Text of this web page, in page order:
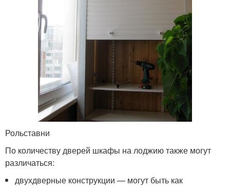
Рольставни
По количеству дверей шкафы на лоджию также могут
различаться:
двухдверные конструкции — могут быть как